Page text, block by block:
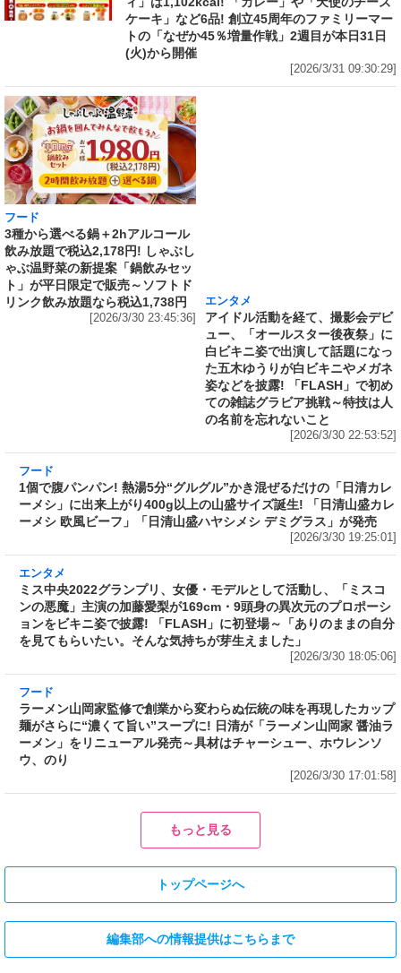
ケーキ」など6品! 創立45周年のファミリーマー
トの「なぜか45％増量作戦」2週目が本日31日
(火)から開催
[2026/3/31 09:30:29]
フード
3種から選べる鍋＋2hアルコール
飲み放題で税込2,178円! しゃぶし
ゃぶ温野菜の新提案「鍋飲みセッ
ト」が平日限定で販売～ソフトド
リンク飲み放題なら税込1,738円
[2026/3/30 23:45:36]
姿などを披露! 「FLASH」で初め
ての雑誌グラビア挑戦～特技は人
の名前を忘れないこと
[2026/3/30 22:53:52]
1個で腹パンパン! 熱湯5分“グルグル”かき混ぜ
るだけの「日清カレーメシ」に出来上がり400g
以上の山盛サイズ誕生! 「日清山盛カレーメシ
欧風ビーフ」「日清山盛ハヤシメシ デミグラ
[2026/3/30 19:25:01]
エンタメ
ミス中央2022グランプリ、女優・モデルとして
活動し、「ミスコンの悪魔」主演の加藤愛梨が
キニ姿で披露! 「FLASH」に初登場～「ありの
ままの自分を見てもらいたい。そんな気持ちが
芽生えました」
[2026/3/30 18:05:06]
フード
味を再現したカップ麺がさらに“濃くて旨い”ス
ープに! 日清が「ラーメン山岡家 醤油ラーメ
ン」をリニューアル発売～具材はチャーシュ
[2026/3/30 17:01:58]
フード
3分で食べられる人気沸騰中の四
川料理! 日清食品が「カップヌー
フード
自慢のそばが食べ放題! 和食麺処
サガミが「晦日そば」を明日31日